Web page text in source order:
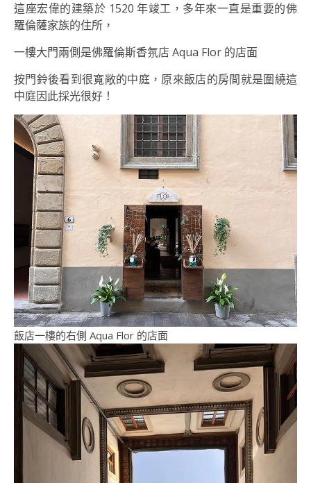
這座宏偉的建築於 1520 年竣工，多年來一直是重要的佛
羅倫薩家族的住所，
一樓大門兩側是佛羅倫斯香氛店 Aqua Flor 的店面
按門鈴後看到很寬敞的中庭，原來飯店的房間就是圍繞這
中庭因此採光很好！
飯店一樓的右側 Aqua Flor 的店面